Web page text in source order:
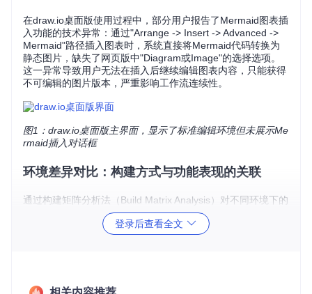
在draw.io桌面版使用过程中，部分用户报告了Mermaid图表插
入功能的技术异常：通过"Arrange -> Insert -> Advanced ->
Mermaid"路径插入图表时，系统直接将Mermaid代码转换为
静态图片，缺失了网页版中"Diagram或Image"的选择选项。
这一异常导致用户无法在插入后继续编辑图表内容，只能获得
不可编辑的图片版本，严重影响工作流连续性。
图1：draw.io桌面版主界面，显示了标准编辑环境但未展示Me
rmaid插入对话框
环境差异对比：构建方式与功能表现的关联
通过构建矩阵分析法（Build Matrix Analysis）对不同环境下的
功能表现进行对比，发现显著差异：
版本
登录后查看全文